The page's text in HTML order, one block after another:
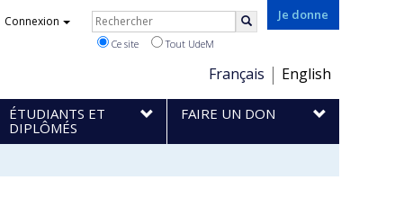
Je donne
Choix
de
la
langue
Français English
Connexion Rechercher
Ce site Tout UdeM
ÉTUDIANTS ET
DIPLÔMÉS
FAIRE UN DON